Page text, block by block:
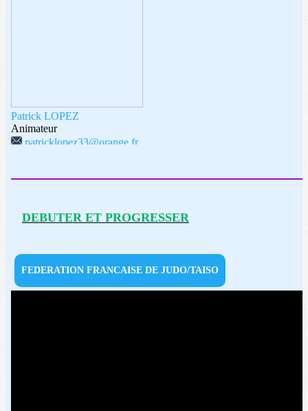
Patrick LOPEZ
Animateur
patricklopez33@orange.fr
DEBUTER ET PROGRESSER
FEDERATION FRANCAISE DE JUDO/TAISO